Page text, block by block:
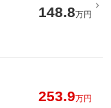
148.8万円
253.9万円